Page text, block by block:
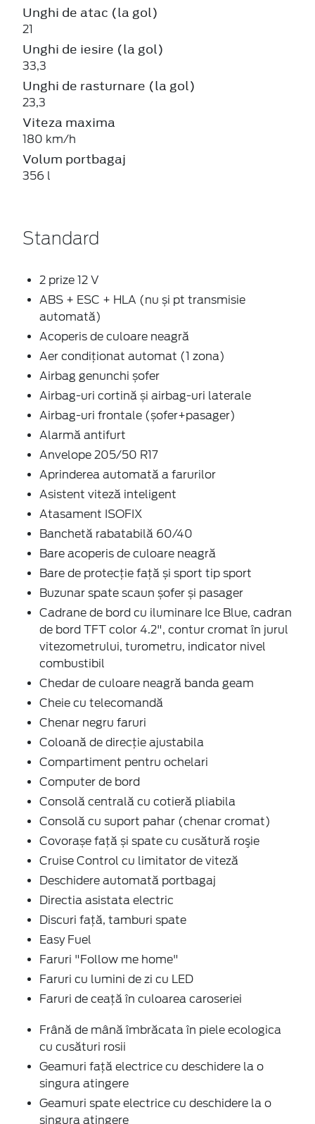
Unghi de atac (la gol)
21
Unghi de iesire (la gol)
33,3
Unghi de rasturnare (la gol)
23,3
Viteza maxima
180 km/h
Volum portbagaj
356 l
Standard
2 prize 12 V
ABS + ESC + HLA (nu și pt transmisie
automată)
Acoperis de culoare neagră
Aer condiţionat automat (1 zona)
Airbag genunchi șofer
Airbag-uri cortină și airbag-uri laterale
Airbag-uri frontale (șofer+pasager)
Alarmă antifurt
Anvelope 205/50 R17
Aprinderea automată a farurilor
Asistent viteză inteligent
Atasament ISOFIX
Banchetă rabatabilă 60/40
Bare acoperis de culoare neagră
Bare de protecție față și sport tip sport
Buzunar spate scaun șofer și pasager
Cadrane de bord cu iluminare Ice Blue, cadran
de bord TFT color 4.2", contur cromat în jurul
vitezometrului, turometru, indicator nivel
combustibil
Chedar de culoare neagră banda geam
Cheie cu telecomandă
Chenar negru faruri
Coloană de direcţie ajustabila
Compartiment pentru ochelari
Computer de bord
Consolă centrală cu cotieră pliabila
Consolă cu suport pahar (chenar cromat)
Covorașe față și spate cu cusătură roşie
Cruise Control cu limitator de viteză
Deschidere automată portbagaj
Directia asistata electric
Discuri faţă, tamburi spate
Easy Fuel
Faruri "Follow me home"
Faruri cu lumini de zi cu LED
Faruri de ceaţă în culoarea caroseriei
Frână de mână îmbrăcata în piele ecologica
cu cusături rosii
Geamuri față electrice cu deschidere la o
singura atingere
Geamuri spate electrice cu deschidere la o
singura atingere